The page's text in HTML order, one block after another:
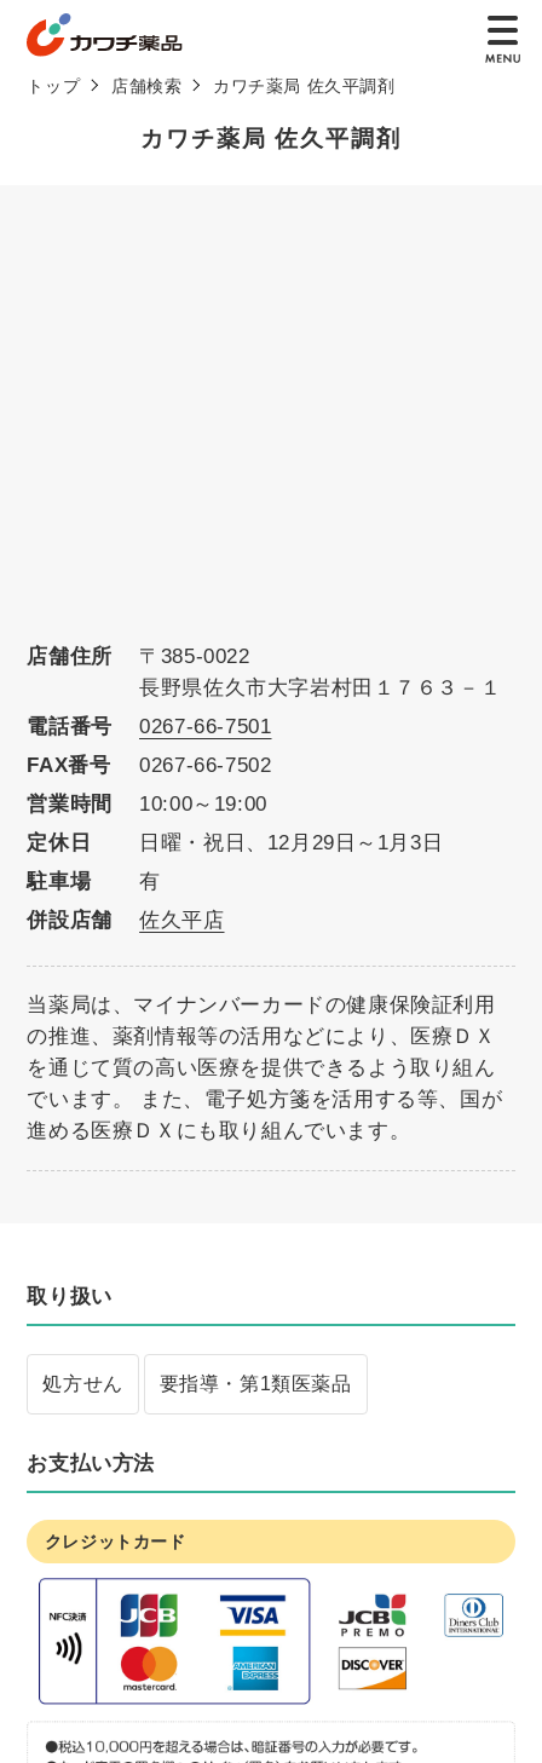
トップ 店舗検索 カワチ薬局 佐久平調剤
カワチ薬局 佐久平調剤
店舗住所
〒385-0022
長野県佐久市大字岩村田１７６３－１
電話番号
0267-66-7501
FAX番号
0267-66-7502
営業時間
10:00～19:00
定休日
日曜・祝日、12月29日～1月3日
駐車場
有
併設店舗
佐久平店
当薬局は、マイナンバーカードの健康保険証利用
の推進、薬剤情報等の活用などにより、医療ＤＸ
を通じて質の高い医療を提供できるよう取り組ん
でいます。 また、電子処方箋を活用する等、国が
進める医療ＤＸにも取り組んでいます。
取り扱い
処方せん 要指導・第1類医薬品
お支払い方法
クレジットカード